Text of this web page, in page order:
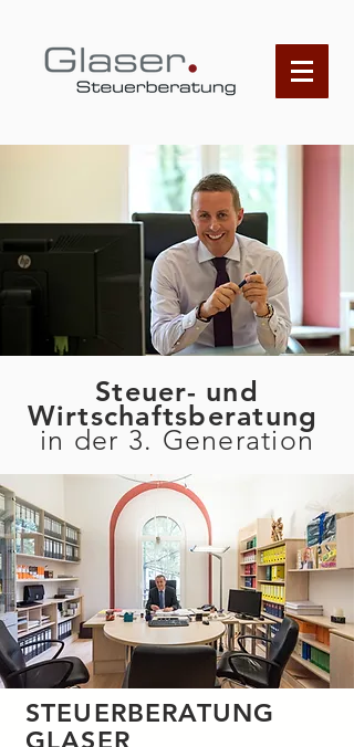
Steuer- und
Wirtschaftsberatung
in der 3. Generation
STEUERBERATUNG
GLASER